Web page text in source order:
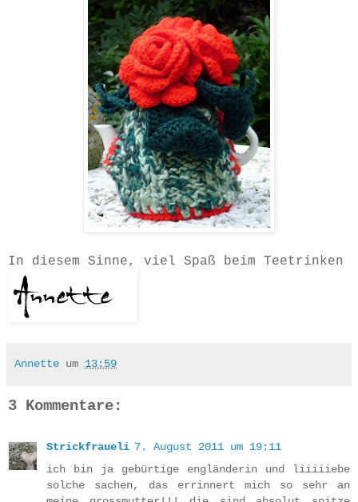
In diesem Sinne, viel Spaß beim Teetrinken
Annette um 13:59
3 Kommentare:
Strickfraueli 7. August 2011 um 19:11
ich bin ja gebürtige engländerin und liiiiiebe
solche sachen, das errinnert mich so sehr an